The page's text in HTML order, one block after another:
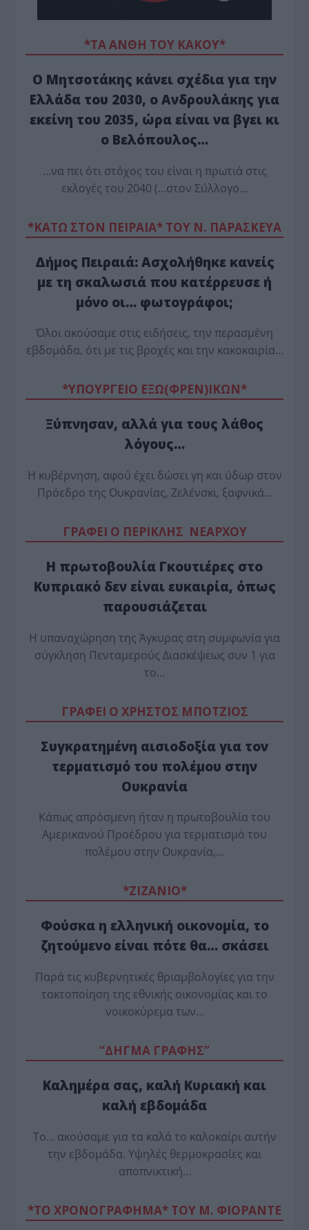
*ΤΑ ΆΝΘΗ ΤΟΥ ΚΑΚΟΎ*
Ο Μητσοτάκης κάνει σχέδια για την
Ελλάδα του 2030, ο Ανδρουλάκης για
εκείνη του 2035, ώρα είναι να βγει κι
ο Βελόπουλος…
…να πει ότι στόχος του είναι η πρωτιά στις
εκλογές του 2040 (…στον Σύλλογο…
*ΚΑΤΩ ΣΤΟΝ ΠΕΙΡΑΙΑ* ΤΟΥ Ν. ΠΑΡΑΣΚΕΥΑ
Δήμος Πειραιά: Ασχολήθηκε κανείς
με τη σκαλωσιά που κατέρρευσε ή
μόνο οι… φωτογράφοι;
Όλοι ακούσαμε στις ειδήσεις, την περασμένη
εβδομάδα, ότι με τις βροχές και την κακοκαιρία…
*ΥΠΟΥΡΓΕΙΟ ΕΞΩ(ΦΡΕΝ)ΙΚΩΝ*
Ξύπνησαν, αλλά για τους λάθος
λόγους…
Η κυβέρνηση, αφού έχει δώσει γη και ύδωρ στον
Πρόεδρο της Ουκρανίας, Ζελένσκι, ξαφνικά…
ΓΡΑΦΕΙ Ο ΠΕΡΙΚΛΗΣ ΝΕΑΡΧΟΥ
Η πρωτοβουλία Γκουτιέρες στο
Κυπριακό δεν είναι ευκαιρία, όπως
παρουσιάζεται
Η υπαναχώρηση της Άγκυρας στη συμφωνία για
σύγκληση Πενταμερούς Διασκέψεως συν 1 για
το…
ΓΡΑΦΕΙ Ο ΧΡΗΣΤΟΣ ΜΠΟΤΖΙΟΣ
Συγκρατημένη αισιοδοξία για τον
τερματισμό του πολέμου στην
Ουκρανία
Κάπως απρόσμενη ήταν η πρωτοβουλία του
Αμερικανού Προέδρου για τερματισμό του
πολέμου στην Ουκρανία,…
*ZΙΖΑΝΙΟ*
Φούσκα η ελληνική οικονομία, το
ζητούμενο είναι πότε θα… σκάσει
Παρά τις κυβερνητικές θριαμβολογίες για την
τακτοποίηση της εθνικής οικονομίας και το
νοικοκύρεμα των…
“ΔΗΓΜΑ ΓΡΑΦΗΣ”
Καλημέρα σας, καλή Κυριακή και
καλή εβδομάδα
Το… ακούσαμε για τα καλά το καλοκαίρι αυτήν
την εβδομάδα. Υψηλές θερμοκρασίες και
αποπνικτική…
*ΤΟ ΧΡΟΝΟΓΡΑΦΗΜΑ* ΤΟΥ Μ. ΦΙΟΡΆΝΤΕ